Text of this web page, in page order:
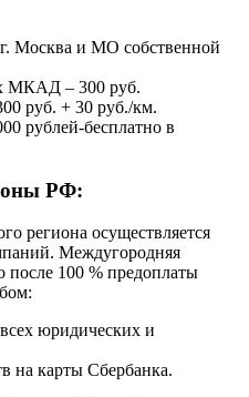
Москва и МО собственной
МКАД – 300 руб.
руб. + 30 руб./км.
рублей-бесплатно в
РФ:
региона осуществляется
Междугородняя
после 100 % предоплаты
юридических и
на карты Сбербанка.